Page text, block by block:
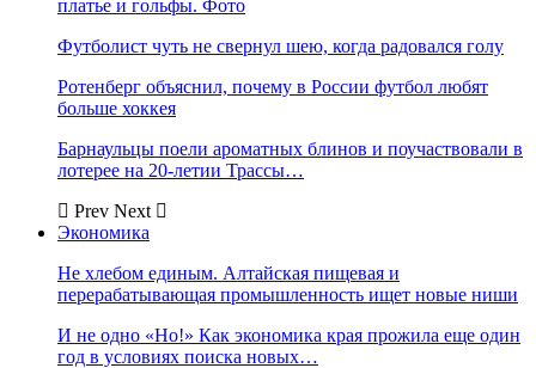
платье и гольфы. Фото
Футболист чуть не свернул шею, когда радовался голу
Ротенберг объяснил, почему в России футбол любят
больше хоккея
Барнаульцы поели ароматных блинов и поучаствовали в
лотерее на 20-летии Трассы…
Prev Next
Экономика
Не хлебом единым. Алтайская пищевая и
перерабатывающая промышленность ищет новые ниши
И не одно «Но!» Как экономика края прожила еще один
год в условиях поиска новых…